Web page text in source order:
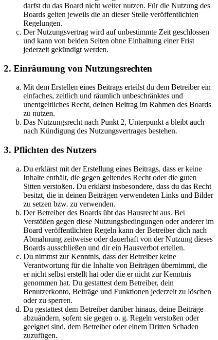
darfst du das Board nicht weiter nutzen. Für die Nutzung des
Boards gelten jeweils die an dieser Stelle veröffentlichten
Regelungen.
Der Nutzungsvertrag wird auf unbestimmte Zeit geschlossen
und kann von beiden Seiten ohne Einhaltung einer Frist
jederzeit gekündigt werden.
2. Einräumung von Nutzungsrechten
Mit dem Erstellen eines Beitrags erteilst du dem Betreiber ein
einfaches, zeitlich und räumlich unbeschränktes und
unentgeltliches Recht, deinen Beitrag im Rahmen des Boards
zu nutzen.
Das Nutzungsrecht nach Punkt 2, Unterpunkt a bleibt auch
nach Kündigung des Nutzungsvertrages bestehen.
3. Pflichten des Nutzers
Du erklärst mit der Erstellung eines Beitrags, dass er keine
Inhalte enthält, die gegen geltendes Recht oder die guten
Sitten verstoßen. Du erklärst insbesondere, dass du das Recht
besitzt, die in deinen Beiträgen verwendeten Links und Bilder
zu setzen bzw. zu verwenden.
Der Betreiber des Boards übt das Hausrecht aus. Bei
Verstößen gegen diese Nutzungsbedingungen oder anderer im
Board veröffentlichten Regeln kann der Betreiber dich nach
Abmahnung zeitweise oder dauerhaft von der Nutzung dieses
Boards ausschließen und dir ein Hausverbot erteilen.
Du nimmst zur Kenntnis, dass der Betreiber keine
Verantwortung für die Inhalte von Beiträgen übernimmt, die
er nicht selbst erstellt hat oder die er nicht zur Kenntnis
genommen hat. Du gestattest dem Betreiber, dein
Benutzerkonto, Beiträge und Funktionen jederzeit zu löschen
oder zu sperren.
Du gestattest dem Betreiber darüber hinaus, deine Beiträge
abzuändern, sofern sie gegen o. g. Regeln verstoßen oder
geeignet sind, dem Betreiber oder einem Dritten Schaden
zuzufügen.